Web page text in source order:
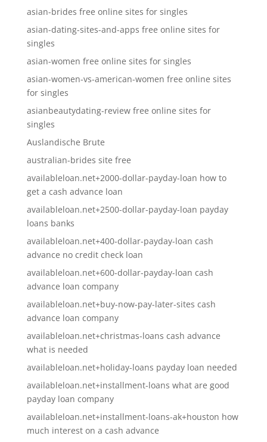
asian-brides free online sites for singles
asian-dating-sites-and-apps free online sites for
singles
asian-women free online sites for singles
asian-women-vs-american-women free online sites
for singles
asianbeautydating-review free online sites for
singles
Auslandische Brute
australian-brides site free
availableloan.net+2000-dollar-payday-loan how to
get a cash advance loan
availableloan.net+2500-dollar-payday-loan payday
loans banks
availableloan.net+400-dollar-payday-loan cash
advance no credit check loan
availableloan.net+600-dollar-payday-loan cash
advance loan company
availableloan.net+buy-now-pay-later-sites cash
advance loan company
availableloan.net+christmas-loans cash advance
what is needed
availableloan.net+holiday-loans payday loan needed
availableloan.net+installment-loans what are good
payday loan company
availableloan.net+installment-loans-ak+houston how
much interest on a cash advance